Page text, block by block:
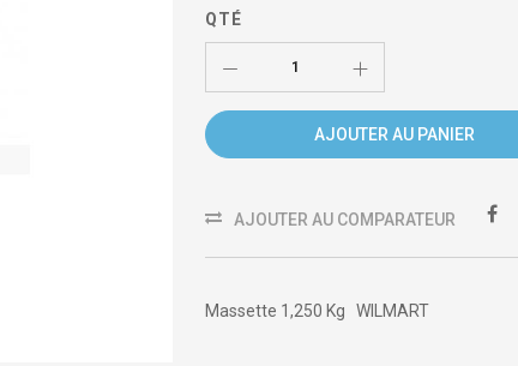
QTÉ
AJOUTER AU PANIER
AJOUTER AU COMPARATEUR
Massette 1,250 Kg WILMART